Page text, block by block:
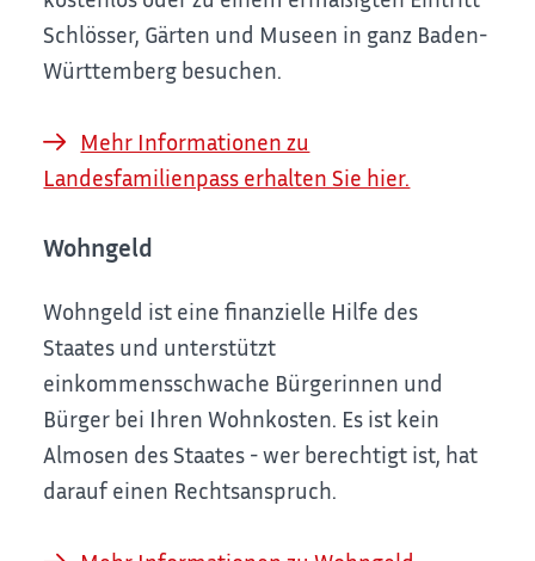
Schlösser, Gärten und Museen in ganz Baden-
Württemberg besuchen.
Mehr Informationen zu
Landesfamilienpass erhalten Sie hier.
Wohngeld
Wohngeld ist eine finanzielle Hilfe des
Staates und unterstützt
einkommensschwache Bürgerinnen und
Bürger bei Ihren Wohnkosten. Es ist kein
Almosen des Staates - wer berechtigt ist, hat
darauf einen Rechtsanspruch.